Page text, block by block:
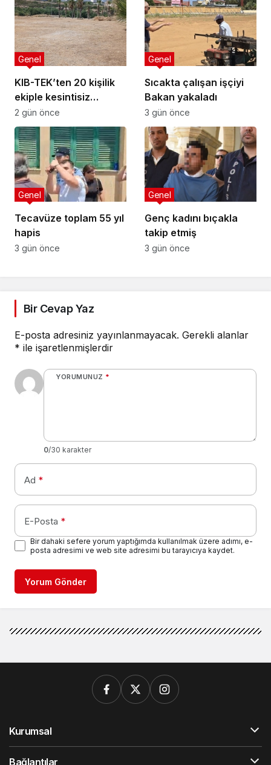
KIB-TEK’ten 20 kişilik
ekiple kesintisiz
temizlik
Genel
2 gün önce
Sıcakta çalışan işçiyi
Bakan yakaladı
Genel
3 gün önce
Tecavüze toplam 55 yıl
hapis
Genel
3 gün önce
Genç kadını bıçakla
takip etmiş
Genel
3 gün önce
Bir Cevap Yaz
E-posta adresiniz yayınlanmayacak. Gerekli alanlar
* ile işaretlenmişlerdir
YORUMUNUZ *
0/30 karakter
Ad *
E-Posta *
Bir dahaki sefere yorum yaptığımda kullanılmak üzere adımı, e-
posta adresimi ve web site adresimi bu tarayıcıya kaydet.
Yorum Gönder
Kurumsal
Bağlantılar